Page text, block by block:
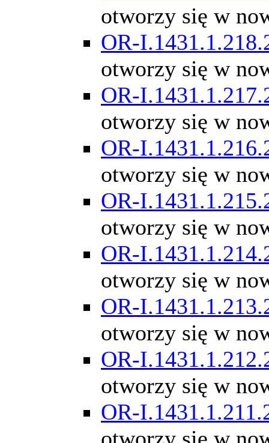
otworzy się w
OR-
otworzy się w
OR-
otworzy się w
OR-
otworzy się w
OR-
otworzy się w
OR-
otworzy się w
OR-
otworzy się w
OR-
otworzy się w
OR-